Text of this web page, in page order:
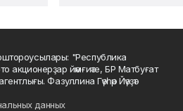
"Республика
акционерҙар йәмғиәте, БР Матбуғат
Фазуллина Гәүһәр Йәүҙәт
данных